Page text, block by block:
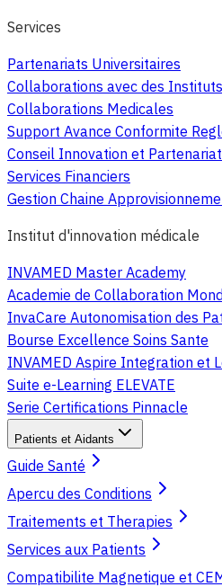
Services
Partenariats Universitaires
Collaborations avec des Instituts
Collaborations Medicales
Support Avance Conformite
Conseil Innovation et
Services Financiers
Gestion Chaine
Institut d'innovation médicale
INVAMED Master Academy
Academie de Collaboration
InvaCare Autonomisation des
Bourse Excellence Soins Sante
INVAMED Aspire Integration et
Suite e-Learning ELEVATE
Serie Certifications Pinnacle
Patients et Aidants
Guide Santé
Apercu des Conditions
Traitements et Therapies
Services aux Patients
Compatibilite Magnetique et